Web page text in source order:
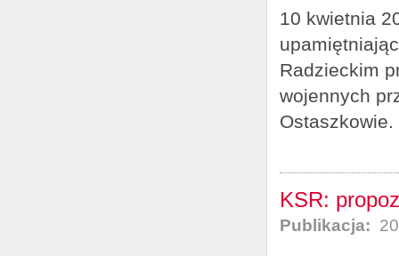
10 kwietnia
Radzieckim
wojennych
KSR:
Publikacja: